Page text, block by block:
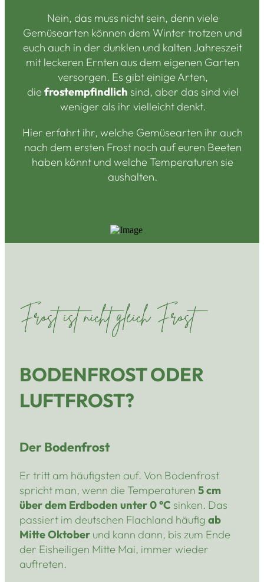
Nein, das muss nicht sein, denn viele
Gemüsearten können dem Winter trotzen und
euch auch in der dunklen und kalten Jahreszeit
mit leckeren Ernten aus dem eigenen Garten
versorgen. Es gibt einige Arten,
diefrostempfindlich sind, aber das sind viel
weniger als ihr vielleicht denkt.
Hier erfahrt ihr, welche Gemüsearten ihr auch
nach dem ersten Frost noch auf euren Beeten
haben könnt und welche Temperaturen sie
aushalten.
Frost ist nicht gleich Frost
BODENFROST ODER
LUFTFROST?
Der Bodenfrost
Er tritt am häufigsten auf. Von Bodenfrost
spricht man, wenn die Temperaturen 5 cm
über dem Erdboden unter 0 °C sinken. Das
passiert im deutschen Flachland häufig ab
Mitte Oktober und kann dann, bis zum Ende
der Eisheiligen Mitte Mai, immer wieder
auftreten.